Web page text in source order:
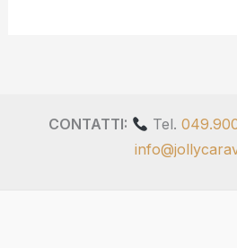
CONTATTI: Tel.